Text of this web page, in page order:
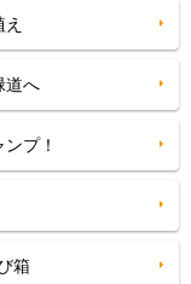
道へ
プ！
箱